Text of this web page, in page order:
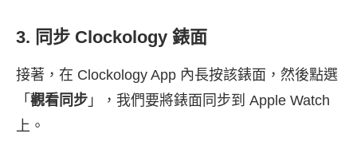
3. 同步 Clockology 錶面
接著，在 Clockology App 內長按該錶面，然後點選
「 觀看同步 」，我們要將錶面同步到 Apple Watch
上。